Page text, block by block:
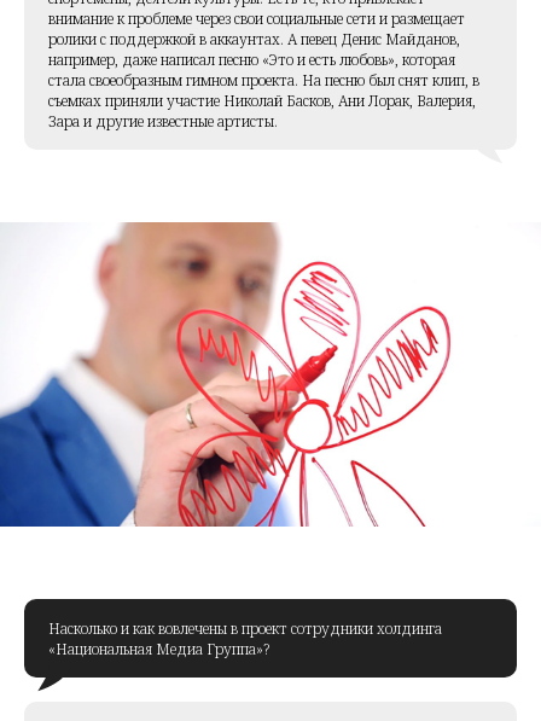
внимание к проблеме через свои социальные сети и размещает
ролики с поддержкой в аккаунтах. А певец Денис Майданов,
например, даже написал песню «Это и есть любовь», которая
стала своеобразным гимном проекта. На песню был снят клип, в
съемках приняли участие Николай Басков, Ани Лорак, Валерия,
Зара и другие известные артисты.
Насколько и как вовлечены в проект сотрудники холдинга
«Национальная Медиа Группа»?